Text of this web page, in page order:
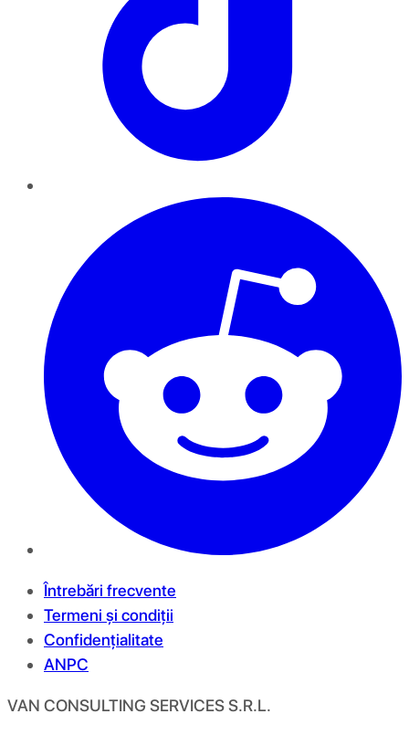
Întrebări frecvente
Termeni și condiții
Confidențialitate
ANPC
VAN CONSULTING SERVICES S.R.L.